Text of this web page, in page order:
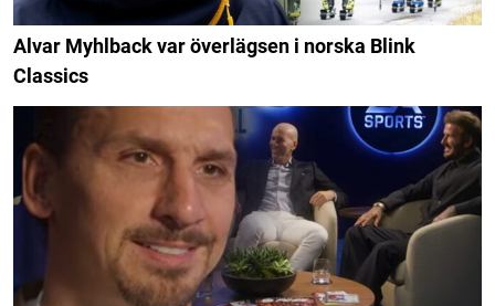
Alvar Myhlback var överlägsen i norska Blink
Classics